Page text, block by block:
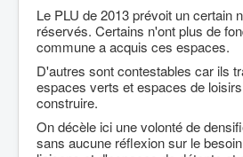
Le PLU de 2013 prévoit un certain
réservés. Certains n'ont plus de
commune a acquis ces espaces.
D'autres sont contestables car ils
espaces verts et espaces de
construire.
On décèle ici une volonté de
sans aucune réflexion sur le